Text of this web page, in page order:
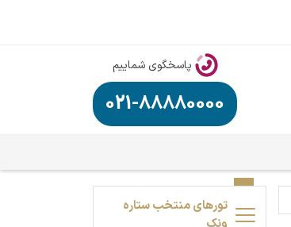
پاسخگوی شماییم
021-88880000
تورهای منتخب ستاره